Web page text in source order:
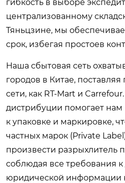
гибкость в выборе
централизованному
Тяньцзине, мы
срок, избегая простоев
Наша сбытовая сеть
городов в Китае,
сети, как RT-Mart и
дистрибуции помогает
к упаковке и маркировке,
частных марок (Private
произвести разрыхлитель
соблюдая все требования к
юридической информации